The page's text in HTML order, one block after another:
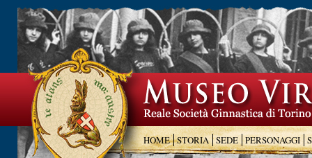
HOME STORIA SEDE PERSONAGGI